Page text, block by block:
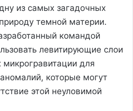
из самых загадочных
темной материи.
командой
левитирующие слои
микрогравитации для
которые могут
этой неуловимой